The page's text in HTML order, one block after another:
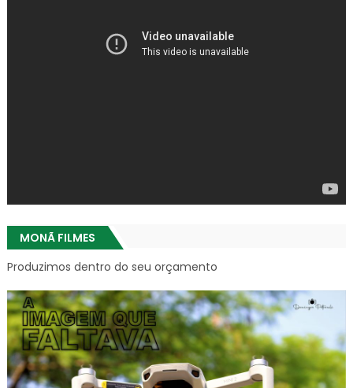
MONÃ FILMES
Produzimos dentro do seu orçamento